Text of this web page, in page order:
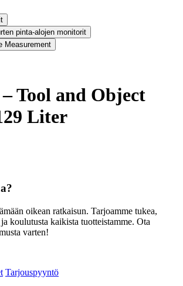
pinta-alojen monitorit
Measurement
Tool and Object
Liter
oikean ratkaisun. Tarjoamme tukea,
koulutusta kaikista tuotteistamme. Ota
varten!
Tarjouspyyntö